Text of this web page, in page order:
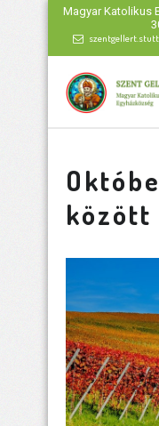
Magyar Katolikus
között